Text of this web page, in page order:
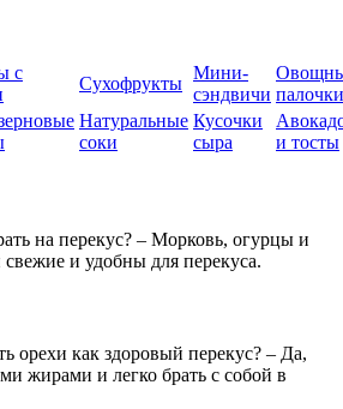
с
Сухофрукты
Мини-
сэндвичи палочки
Натуральные
соки
Кусочки
сыра
и тосты
на перекус? – Морковь, огурцы и
свежие и удобны для перекуса.
орехи как здоровый перекус? – Да,
жирами и легко брать с собой в